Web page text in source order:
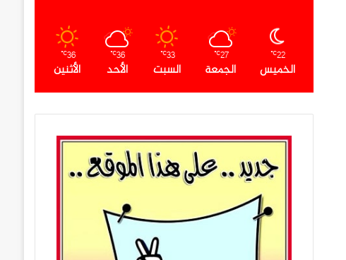
22
℃
الخميس
27
℃
الجمعة
33
℃
السبت
36
℃
الأحد
36
℃
الأثنين